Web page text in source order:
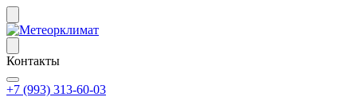
Контакты
+7 (993) 313-60-03